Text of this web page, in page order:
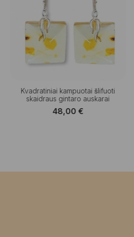
Kvadratiniai kampuotai šlifuoti
skaidraus gintaro auskarai
48,00 €